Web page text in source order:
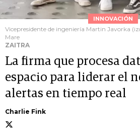
INNOVACIÓN
Vicepresidente de ingeniería Martin Javorka
Mare
ZAITRA
La firma que procesa
espacio para liderar el
alertas en tiempo real
Charlie Fink